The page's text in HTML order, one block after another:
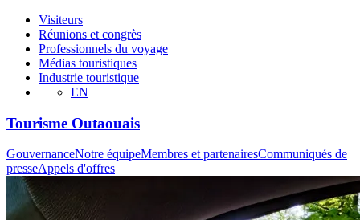
Visiteurs
Réunions et congrès
Professionnels du voyage
Médias touristiques
Industrie touristique
EN
Tourisme Outaouais
GouvernanceNotre équipeMembres et partenairesCommuniqués de
presseAppels d'offres